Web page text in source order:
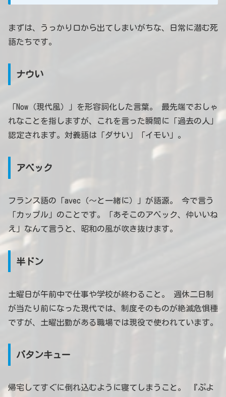
まずは、うっかり口から出てしまいがちな、日常に潜む死
語たちです。
ナウい
「Now（現代風）」を形容詞化した言葉。 最先端でおしゃ
れなことを指しますが、これを言った瞬間に「過去の人」
認定されます。対義語は「ダサい」「イモい」。
アベック
フランス語の「avec（～と一緒に）」が語源。 今で言う
「カップル」のことです。「あそこのアベック、仲いいね
え」なんて言うと、昭和の風が吹き抜けます。
半ドン
土曜日が午前中で仕事や学校が終わること。 週休二日制
が当たり前になった現代では、制度そのものが絶滅危惧種
ですが、土曜出勤がある職場では現役で使われています。
バタンキュー
帰宅してすぐに倒れ込むように寝てしまうこと。 『ぷよ